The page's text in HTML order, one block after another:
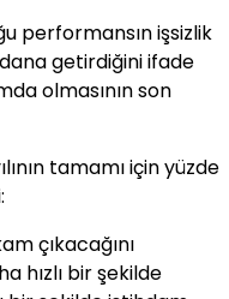
performansın işsizlik
getirdiğini ifade
olmasının son
tamamı için yüzde
çıkacağını
hızlı bir şekilde